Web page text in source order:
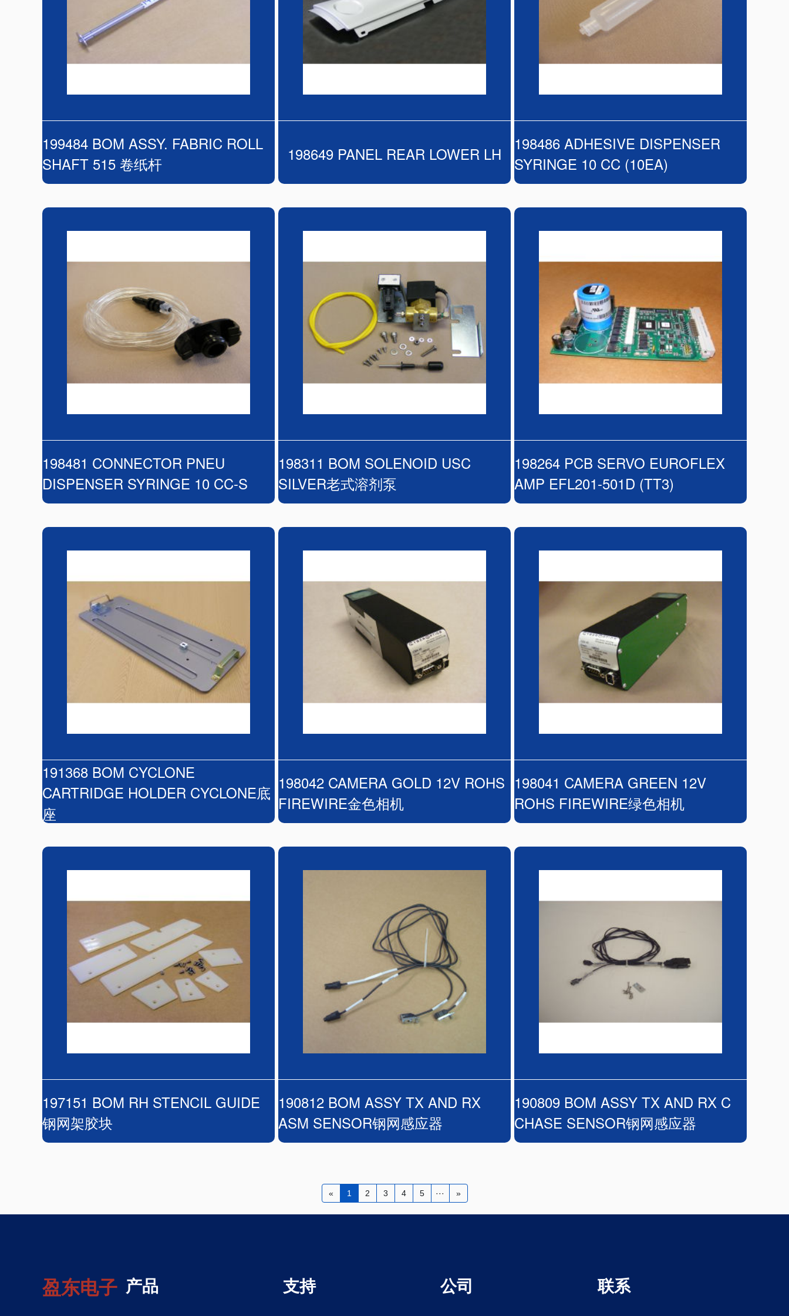
199484 BOM ASSY. FABRIC ROLL
SHAFT 515 卷纸杆
198649 PANEL REAR LOWER LH
198486 ADHESIVE DISPENSER
SYRINGE 10 CC (10EA)
198481 CONNECTOR PNEU
DISPENSER SYRINGE 10 CC-S
198311 BOM SOLENOID USC
SILVER老式溶剂泵
198264 PCB SERVO EUROFLEX
AMP EFL201-501D (TT3)
191368 BOM CYCLONE
CARTRIDGE HOLDER CYCLONE底
座
198042 CAMERA GOLD 12V ROHS
FIREWIRE金色相机
198041 CAMERA GREEN 12V
ROHS FIREWIRE绿色相机
197151 BOM RH STENCIL GUIDE
钢网架胶块
190812 BOM ASSY TX AND RX
ASM SENSOR钢网感应器
190809 BOM ASSY TX AND RX C
CHASE SENSOR钢网感应器
« 1 2 3 4 5 ··· »
盈东电子 产品 支持 公司 联系